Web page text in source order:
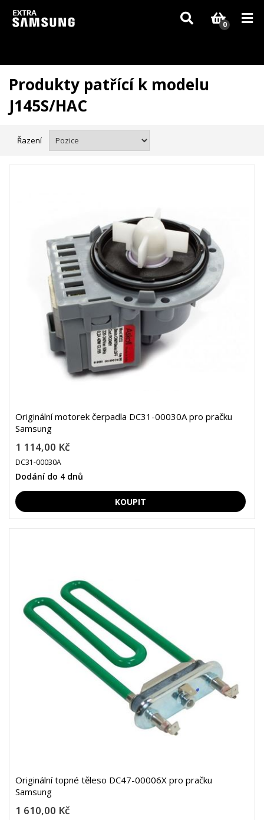
Vzhledem k aktuální situaci se může dodání dílů, které nejsou skladem,
zpozdit. Děkujeme za pochopení.
0
Produkty patřící k modelu
J145S/HAC
Řazení
Originální motorek čerpadla DC31-00030A pro pračku
Samsung
1 114,00 Kč
DC31-00030A
Dodání do 4 dnů
Originální topné těleso DC47-00006X pro pračku
Samsung
1 610,00 Kč